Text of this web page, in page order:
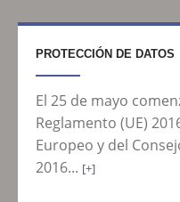
PROTECCIÓN DE DATOS
El 25 de mayo
Reglamento (UE)
Europeo y del
2016... [+]